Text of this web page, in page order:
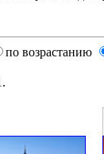
по возрастанию